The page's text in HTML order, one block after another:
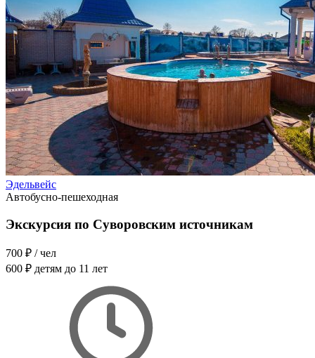
Эдельвейс
Автобусно-пешеходная
Экскурсия по Суворовским источникам
700 ₽ / чел
600 ₽ детям до 11 лет